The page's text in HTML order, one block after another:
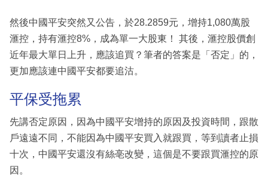
然後中國平安突然又公告，於28.2859元，增持1,080萬股
滙控，持有滙控8%，成為單一大股東！ 其後，滙控股價創
近年最大單日上升，應該追買？筆者的答案是「否定」的，
更加應該連中國平安都要追沽。
平保受拖累
先講否定原因，因為中國平安增持的原因及投資時間，跟散
戶遠遠不同，不能因為中國平安買入就跟買，等到讀者止損
十次，中國平安還沒有絲亳改變，這個是不要跟買滙控的原
因。